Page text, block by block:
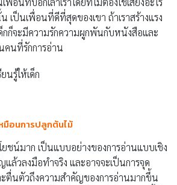
น เป็นเพื่อนที่ดีที่สุดของเขา ถ้าเราสร้างแรง
ด็กก็จะมีความรักความผูกพันกับหนังสือและ
คนที่รักการอ่าน
มือนการปลูกต้นไม้
ชน์มาก เป็นแบบอย่างของการอ่านแบบเชิง
แล้วลงมือทำจริง และอาจจะเป็นการจุด
ะตื่นตัวถึงความสำคัญของการอ่านมากขึ้น